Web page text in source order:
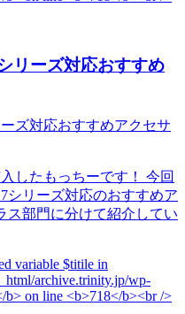
リーズ対応おすすめ
したもっちーです！ 今回
シリーズ対応のおすすめア
ス部門に分けて紹介してい